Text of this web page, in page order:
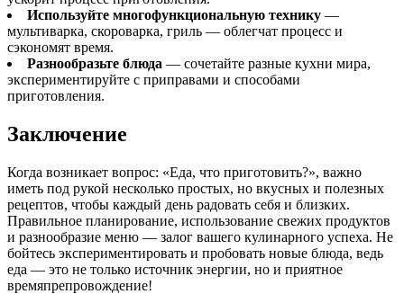
Используйте многофункциональную технику —
мультиварка, скороварка, гриль — облегчат процесс и
сэкономят время.
Разнообразьте блюда — сочетайте разные кухни мира,
экспериментируйте с приправами и способами
приготовления.
Заключение
Когда возникает вопрос: «Еда, что приготовить?», важно
иметь под рукой несколько простых, но вкусных и полезных
рецептов, чтобы каждый день радовать себя и близких.
Правильное планирование, использование свежих продуктов
и разнообразие меню — залог вашего кулинарного успеха. Не
бойтесь экспериментировать и пробовать новые блюда, ведь
еда — это не только источник энергии, но и приятное
времяпрепровождение!